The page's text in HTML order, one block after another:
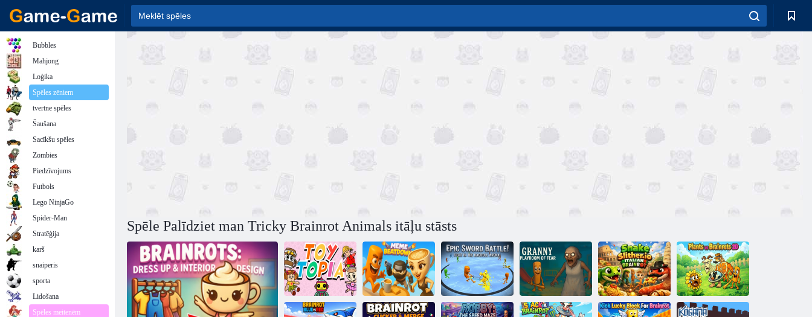
Spēle Palīdziet man Tricky Brainrot Animals itāļu stāsts
Bubbles
Mahjong
Loģika
Spēles zēniem
tvertne spēles
Šaušana
Sacīkšu spēles
Zombies
Piedzīvojums
Futbols
Lego NinjaGo
Spider-Man
Stratēģija
karš
snaiperis
sporta
Lidošana
Spēles meitenēm